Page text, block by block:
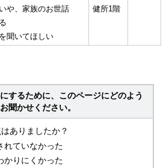
や、家族のお世話
聞いてほしい
健所1階
するために、このページにどのよう
聞かせください。
ありましたか？
れていなかった
かりにくかった